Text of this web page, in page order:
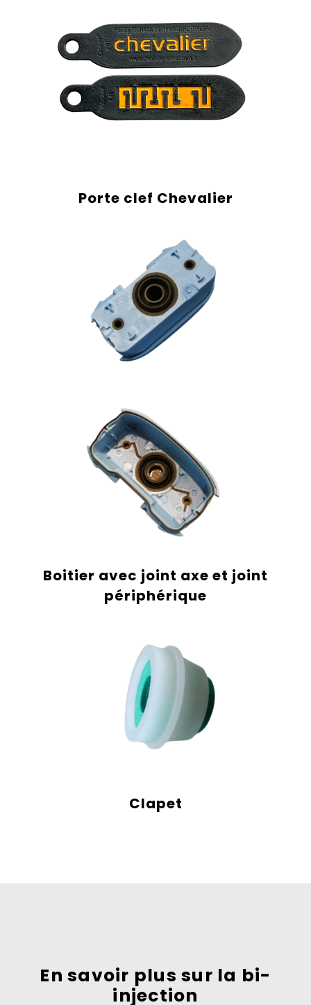
Porte clef Chevalier
Boitier avec joint axe et joint
périphérique
Clapet
En savoir plus sur la bi-
injection